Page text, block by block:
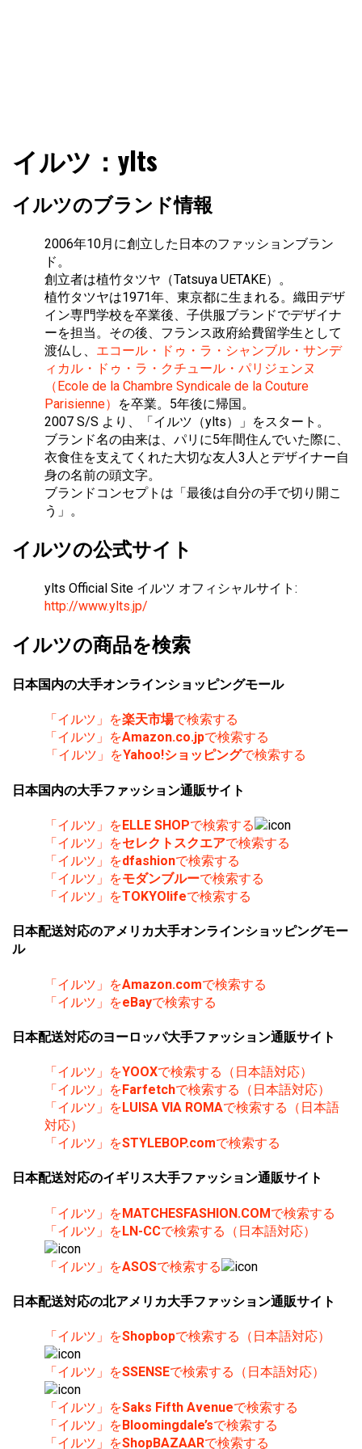
ファショコン通信
ッションとモードを分析するファッション情報サイトです
イルツ：ylts
イルツのブランド情報
2006年10月に創立した日本のファッションブラン
ド。
創立者は植竹タツヤ（Tatsuya UETAKE）。
植竹タツヤは1971年、東京都に生まれる。織田デザ
イン専門学校を卒業後、子供服ブランドでデザイナ
ーを担当。その後、フランス政府給費留学生として
渡仏し、 エコール・ドゥ・ラ・シャンブル・サンデ
ィカル・ドゥ・ラ・クチュール・パリジェンヌ
（Ecole de la Chambre Syndicale de la Couture
Parisienne）
を卒業。5年後に帰国。
2007 S/S より、「イルツ（ylts）」をスタート。
ブランド名の由来は、パリに5年間住んでいた際に、
衣食住を支えてくれた大切な友人3人とデザイナー自
身の名前の頭文字。
ブランドコンセプトは「最後は自分の手で切り開こ
う」。
イルツの公式サイト
ylts Official Site イルツ オフィシャルサイト:
http://www.ylts.jp/
イルツの商品を検索
日本国内の大手オンラインショッピングモール
「イルツ」を楽天市場で検索する
「イルツ」をAmazon.co.jpで検索する
「イルツ」をYahoo!ショッピングで検索する
日本国内の大手ファッション通販サイト
「イルツ」をELLE SHOPで検索する
「イルツ」をセレクトスクエアで検索する
「イルツ」をdfashionで検索する
「イルツ」をモダンブルーで検索する
「イルツ」をTOKYOlifeで検索する
日本配送対応のアメリカ大手オンラインショッピングモー
ル
「イルツ」をAmazon.comで検索する
「イルツ」をeBayで検索する
日本配送対応のヨーロッパ大手ファッション通販サイト
「イルツ」をYOOXで検索する（日本語対応）
「イルツ」をFarfetchで検索する（日本語対応）
「イルツ」をLUISA VIA ROMAで検索する（日本語
対応）
「イルツ」をSTYLEBOP.comで検索する
日本配送対応のイギリス大手ファッション通販サイト
「イルツ」をMATCHESFASHION.COMで検索する
「イルツ」をLN-CCで検索する（日本語対応）
「イルツ」をASOSで検索する
日本配送対応の北アメリカ大手ファッション通販サイト
「イルツ」をShopbopで検索する（日本語対応）
「イルツ」をSSENSEで検索する（日本語対応）
「イルツ」をSaks Fifth Avenueで検索する
「イルツ」をBloomingdale’sで検索する
「イルツ」をShopBAZAARで検索する